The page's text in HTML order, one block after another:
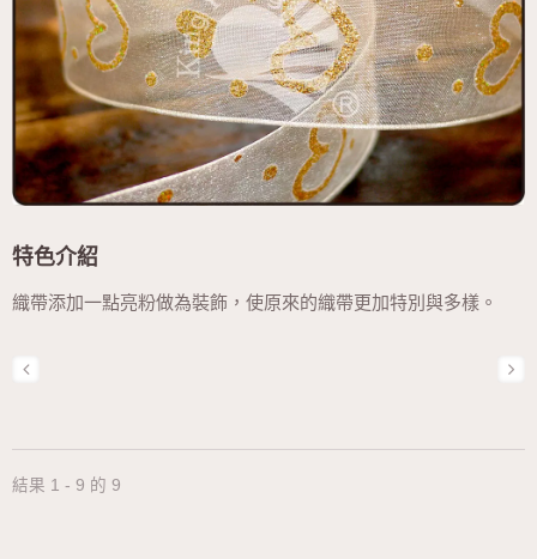
特色介紹
織帶添加一點亮粉做為裝飾，使原來的織帶更加特別與多樣。
結果 1 - 9 的 9